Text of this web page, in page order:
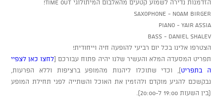
הזדמנות נדירה לשמוע קטעים מהאלבום המיתולוגי Time Out!
Saxophone - Noam Birger
Piano - Yair Assia
Bass - Daniel Shalev
הצטרפו אלינו בכל יום רביעי להופעה חיה וייחודית!
תפריט המסעדה המלא והעשיר שלנו יהיה פתוח עבורכם [לחצו כאן לצפיי
ה בתפריט], וכדי שתוכלו ליהנות מהמופע ברציפות וללא הפרעות,
נבקשכם להגיע מוקדם ולהזמין את האוכל והשתייה לפני תחילת המופע
(בין השעות 19:00 ל-20:00).